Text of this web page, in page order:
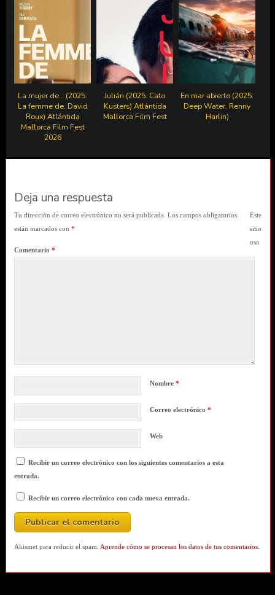
La mujer de… (2025.
La femme de. David
Roux) Atlántida
Mallorca Film Fest
2026
Julián (2025. Cato
Kusters) Atlántida
Mallorca Film Fest
En mar abierto (2025.
Deep Water. Renny
Harlin)
Deja una respuesta
Tu dirección de correo electrónico no será publicada. Los campos obligatorios
están marcados con *
Comentario *
Nombre *
Correo electrónico *
Web
Recibir un correo electrónico con los siguientes comentarios a esta
entrada.
Recibir un correo electrónico con cada nueva entrada.
Este
sitio
usa
Akismet para reducir el spam. Aprende cómo se procesan los datos de tus comentarios.